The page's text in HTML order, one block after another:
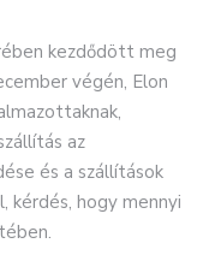
kezdődött meg
végén, Elon
az
és a szállítások
hogy mennyi